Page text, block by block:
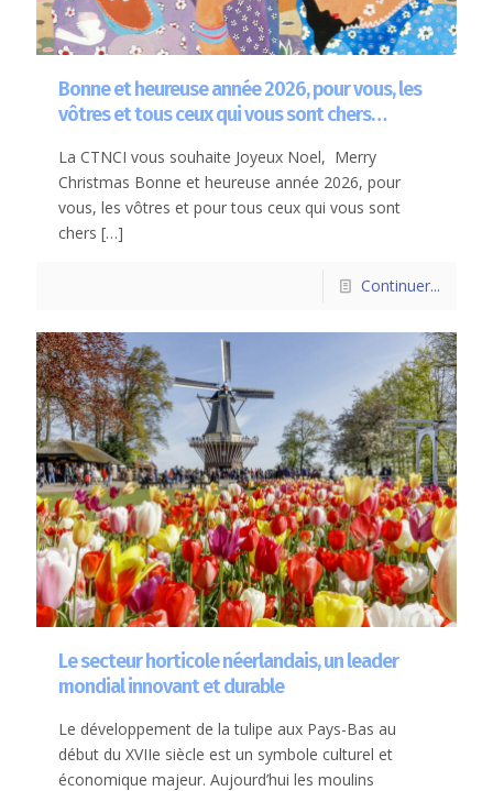
Bonne et heureuse année 2026, pour vous, les
vôtres et tous ceux qui vous sont chers…
La CTNCI vous souhaite Joyeux Noel, Merry
Christmas Bonne et heureuse année 2026, pour
vous, les vôtres et pour tous ceux qui vous sont
chers […]
Continuer...
Le secteur horticole néerlandais, un leader
mondial innovant et durable
Le développement de la tulipe aux Pays-Bas au
début du XVIIe siècle est un symbole culturel et
économique majeur. Aujourd’hui les moulins